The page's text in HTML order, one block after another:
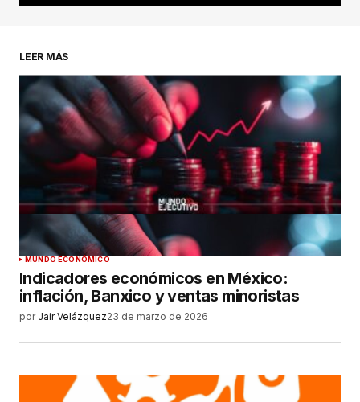
LEER MÁS
MUNDO ECONÓMICO
Indicadores económicos en México:
inflación, Banxico y ventas minoristas
por Jair Velázquez23 de marzo de 2026